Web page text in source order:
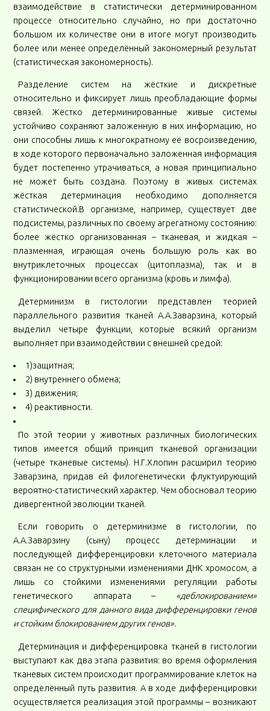
взаимодействие в статистически детерминированном
процессе относительно случайно, но при достаточно
большом их количестве они в итоге могут производить
более или менее определённый закономерный результат
(статистическая закономерность).
Разделение систем на жёсткие и дискретные
относительно и фиксирует лишь преобладающие формы
связей. Жёстко детерминированные живые системы
устойчиво сохраняют заложенную в них информацию, но
они способны лишь к многократному её восроизведению,
в ходе которого первоначально заложенная информация
будет постепенно утрачиваться, а новая принципиально
не может быть создана. Поэтому в живых системах
жёсткая детерминация необходимо дополняется
статистической.В организме, например, существует две
подсистемы, различных по своему агрегатному состоянию:
более жёстко организованная – тканевая, и жидкая –
плазменная, играющая очень большую роль как во
внутриклеточных процессах (цитоплазма), так и в
функционировании всего организма (кровь и лимфа).
Детерминизм в гистологии представлен теорией
параллельного развития тканей А.А.Заварзина, который
выделил четыре функции, которые всякий организм
выполняет при взаимодействии с внешней средой:
1)защитная;
2) внутреннего обмена;
3) движения;
4) реактивности.
По этой теории у животных различных биологических
типов имеется общий принцип тканевой организации
(четыре тканевые системы). Н.Г.Хлопин расширил теорию
Заварзина, придав ей филогенетически флуктуирующий
вероятно-статистический характер. Чем обосновал теорию
дивергентной эволюции тканей.
Если говорить о детерминизме в гистологии, по
А.А.Заварзину (сыну) процесс детерминации и
последующей дифференцировки клеточного материала
связан не со структурными изменениями ДНК хромосом, а
лишь со стойкими изменениями регуляции работы
генетического аппарата – «деблокированием»
специфического для данного вида дифференцировки генов
и стойким блокированием других генов».
Детерминация и дифференцировка тканей в гистологии
выступают как два этапа развития: во время оформления
тканевых систем происходит программирование клеток на
определённый путь развития. А в ходе дифференцировки
осуществляется реализация этой программы – возникают